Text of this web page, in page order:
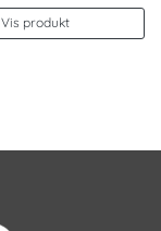
Vis produkt